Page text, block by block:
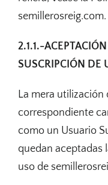
semillerosreig.com.
2.1.1.-
SUSCRIPCIÓN DE
La mera
correspondiente
como un Usuario
quedan aceptadas
uso de